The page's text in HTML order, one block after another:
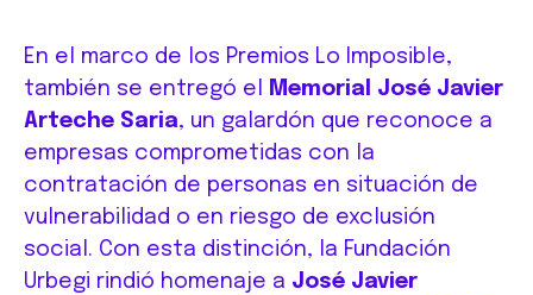
En el marco de los Premios Lo Imposible,
también se entregó el
Memorial José Javier
Arteche Saria, un galardón que reconoce a
empresas comprometidas con la
contratación de personas en situación de
vulnerabilidad o en riesgo de exclusión
social. Con esta distinción, la Fundación
Urbegi rindió homenaje a José Javier